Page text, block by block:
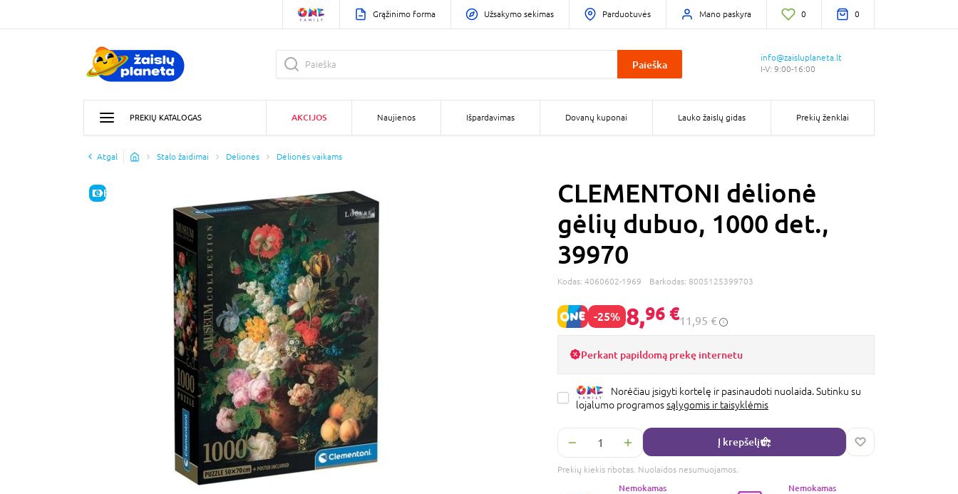
Grąžinimo forma Užsakymo sekimas Parduotuvės Mano paskyra 0 0
Paieška
info@zaisluplaneta.lt
I-V: 9:00-16:00
PREKIŲ KATALOGAS AKCIJOS Naujienos Išpardavimas Dovanų kuponai Lauko žaislų gidas Prekių ženklai
Atgal Stalo žaidimai Dėlionės Dėlionės vaikams
E-KAINA
CLEMENTONI dėlionė
gėlių dubuo, 1000 det.,
39970
Kodas: 4060602-1969 Barkodas: 8005125399703
-25% 8,96 €11,95 €
Perkant papildomą prekę internetu
Norėčiau įsigyti kortelę ir pasinaudoti nuolaida. Sutinku su
lojalumo programossąlygomis ir taisyklėmis
Į krepšelį
Prekių kiekis ribotas. Nuolaidos nesumuojamos.
Nemokamas
Nemokamas